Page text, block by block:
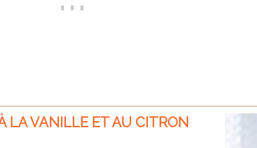
LA VANILLE ET AU CITRON